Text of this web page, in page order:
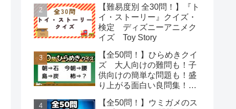
【難易度別 全30問！】『ト
イ・ストーリー』クイズ・
検定 ディズニーアニメク
イズ Toy Story
【全50問！】ひらめきクイ
ズ 大人向けの難問も！子
供向けの簡単な問題も！盛
り上がる面白い良問集！
【全50問！】ウミガメのス